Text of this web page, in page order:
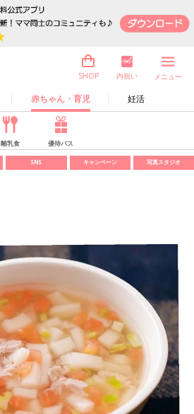
赤ちゃん・育児 妊活
SHOP 内祝い メニュー
離乳食 優待パス
SNS キャンペーン 写真スタジオ